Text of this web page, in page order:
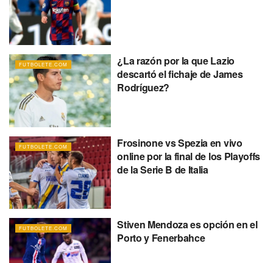
FUTBOLETE.COM
¿La razón por la que Lazio
descartó el fichaje de James
Rodríguez?
FUTBOLETE.COM
Frosinone vs Spezia en vivo
online por la final de los Playoffs
de la Serie B de Italia
FUTBOLETE.COM
Stiven Mendoza es opción en el
Porto y Fenerbahce